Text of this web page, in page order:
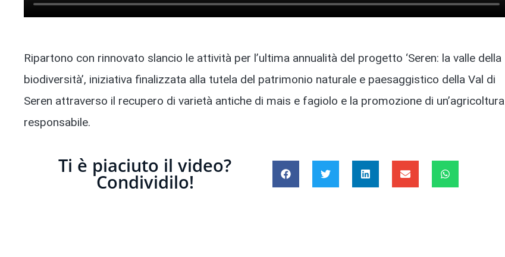
Ripartono con rinnovato slancio le attività per l’ultima annualità del progetto ‘Seren: la valle della
biodiversità’, iniziativa finalizzata alla tutela del patrimonio naturale e paesaggistico della Val di
Seren attraverso il recupero di varietà antiche di mais e fagiolo e la promozione di un’agricoltura
responsabile.
Ti è piaciuto il video?
Condividilo!